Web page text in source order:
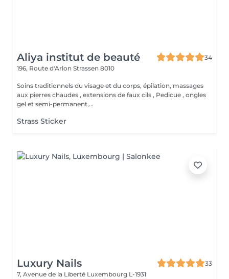
Aliya institut de beauté
34
196, Route d'Arlon Strassen 8010
Soins traditionnels du visage et du corps, épilation, massages
aux pierres chaudes , extensions de faux cils , Pedicue , ongles
gel et semi-permanent,...
Strass Sticker
Luxury Nails
33
7, Avenue de la Liberté Luxembourg L-1931